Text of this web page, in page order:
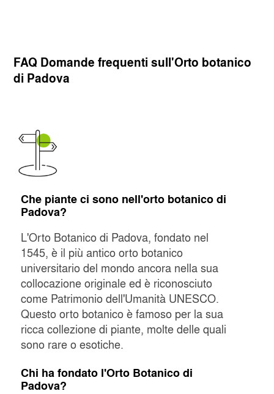
FAQ Domande frequenti sull'Orto botanico
di Padova
Che piante ci sono nell'orto botanico di
Padova?
L'Orto Botanico di Padova, fondato nel
1545, è il più antico orto botanico
universitario del mondo ancora nella sua
collocazione originale ed è riconosciuto
come Patrimonio dell'Umanità UNESCO.
Questo orto botanico è famoso per la sua
ricca collezione di piante, molte delle quali
sono rare o esotiche.
Chi ha fondato l'Orto Botanico di
Padova?